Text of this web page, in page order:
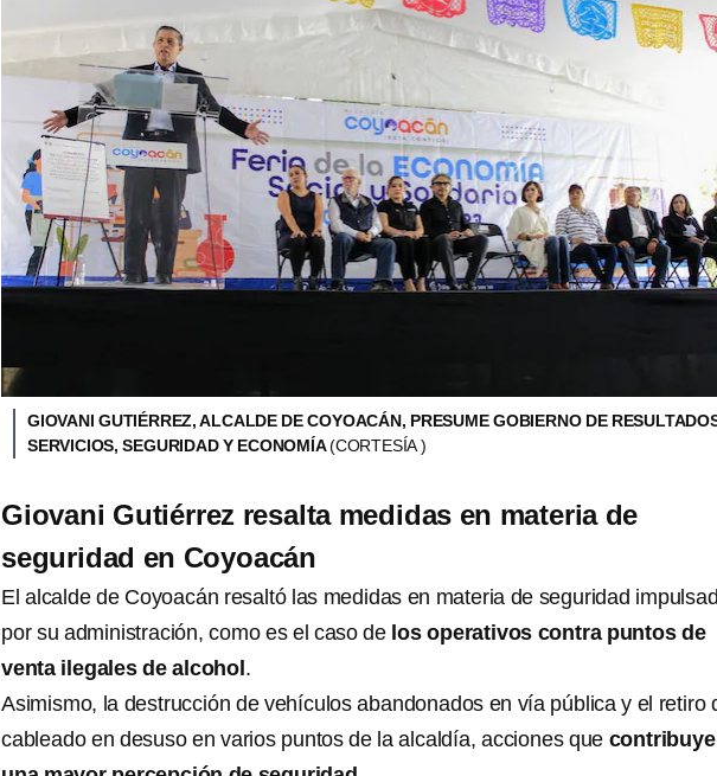
GIOVANI GUTIÉRREZ, ALCALDE DE COYOACÁN, PRESUME GOBIERNO DE
SERVICIOS, SEGURIDAD Y ECONOMÍA(CORTESÍA )
Giovani Gutiérrez resalta medidas en materia de
seguridad en Coyoacán
El alcalde de Coyoacán resaltó las medidas en materia de seguridad
por su administración, como es el caso de los operativos contra puntos de
venta ilegales de alcohol.
Asimismo, la destrucción de vehículos abandonados en vía pública y el retiro
cableado en desuso en varios puntos de la alcaldía, acciones que